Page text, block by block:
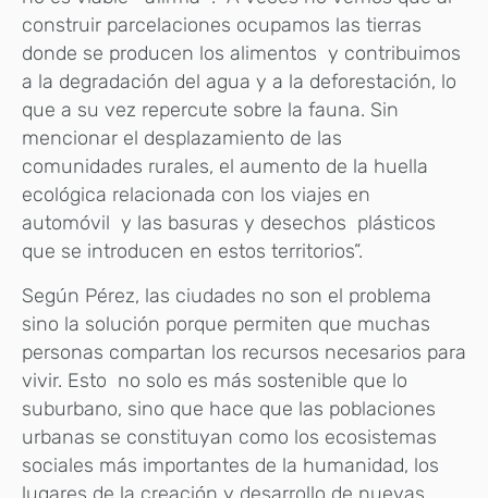
construir parcelaciones ocupamos las tierras
donde se producen los alimentos y contribuimos
a la degradación del agua y a la deforestación, lo
que a su vez repercute sobre la fauna. Sin
mencionar el desplazamiento de las
comunidades rurales, el aumento de la huella
ecológica relacionada con los viajes en
automóvil y las basuras y desechos plásticos
que se introducen en estos territorios”.
Según Pérez, las ciudades no son el problema
sino la solución porque permiten que muchas
personas compartan los recursos necesarios para
vivir. Esto no solo es más sostenible que lo
suburbano, sino que hace que las poblaciones
urbanas se constituyan como los ecosistemas
sociales más importantes de la humanidad, los